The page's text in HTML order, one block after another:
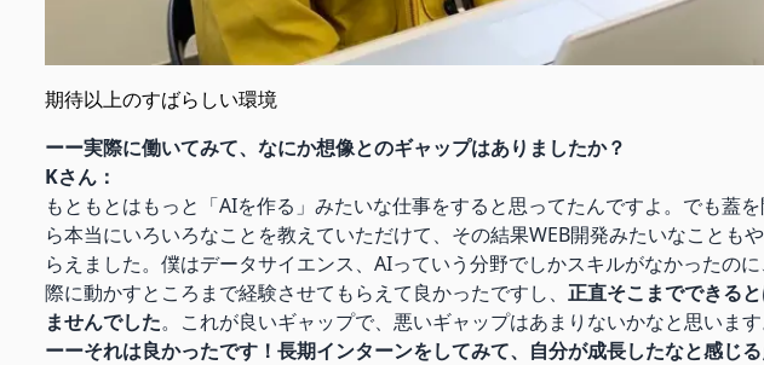
期待以上のすばらしい環境
ーー実際に働いてみて、なにか想像とのギャップはありましたか？
Kさん：
もともとはもっと「AIを作る」みたいな仕事をすると思ってたんですよ。でも蓋
ら本当にいろいろなことを教えていただけて、その結果WEB開発みたいなことも
らえました。僕はデータサイエンス、AIっていう分野でしかスキルがなかったの
際に動かすところまで経験させてもらえて良かったですし、 正直そこまでできる
ませんでした。これが良いギャップで、悪いギャップはあまりないかなと思います
ーーそれは良かったです！長期インターンをしてみて、自分が成長したなと感じ